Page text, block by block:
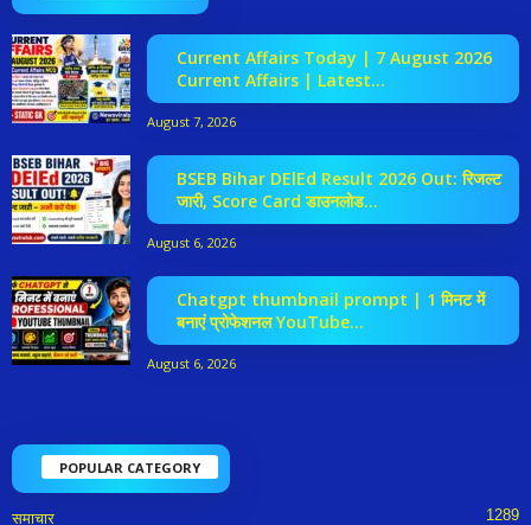
Current Affairs Today | 7 August 2026
Current Affairs | Latest...
August 7, 2026
BSEB Bihar DElEd Result 2026 Out: रिजल्ट
जारी, Score Card डाउनलोड...
August 6, 2026
Chatgpt thumbnail prompt | 1 मिनट में
बनाएं प्रोफेशनल YouTube...
August 6, 2026
POPULAR CATEGORY
समाचार 1289